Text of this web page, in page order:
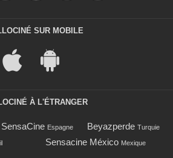
SUR MOBILE
À L'ÉTRANGER
SensaCine Espagne Beyazperde Turquie
Sensacine México Mexique